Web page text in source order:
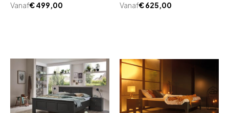
Vanaf€499,00 Vanaf€625,00